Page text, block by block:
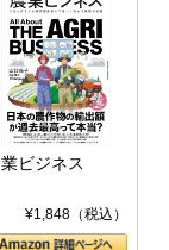
ビジネス
¥1,848（税込）